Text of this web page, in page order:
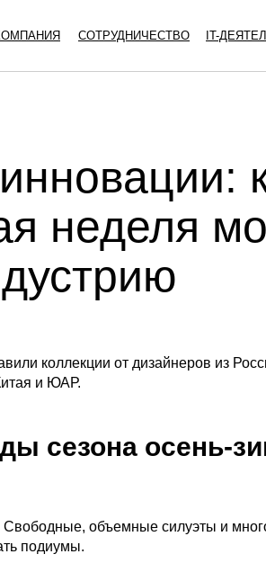
IT-
СОТРУДНИЧЕСТВО
неделя
коллекции от дизайнеров из
и ЮАР.
сезона осень-
Свободные, объемные силуэты и
подиумы.